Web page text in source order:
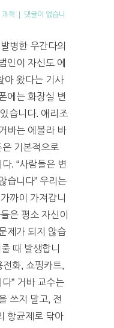
과학 | 댓글이 없습니
병한 우간다의
인이 자신도 에
아 왔다는 기사
에는 화장실 변
습니다. 애리조
바는 에볼라 바
기본적으로
. “사람들은 변
습니다” 우리는
까이 가져갑니
은 평소 자신이
제가 되지 않습
때 발생합니
전화, 쇼핑카트,
” 거바 교수는
쓰지 말고, 전
항균제로 닦아